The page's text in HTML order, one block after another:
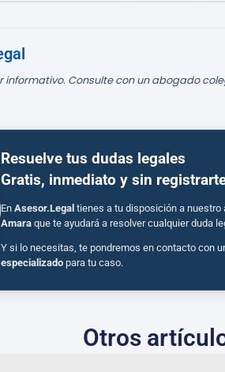
Consulte con un abogado
Resuelve tus dudas legales
Gratis, inmediato y sin
En Asesor.Legal tienes a tu disposición a nuestro
Amara que te ayudará a resolver cualquier duda
Y si lo necesitas, te pondremos en contacto con
especializado para tu caso.
Otros